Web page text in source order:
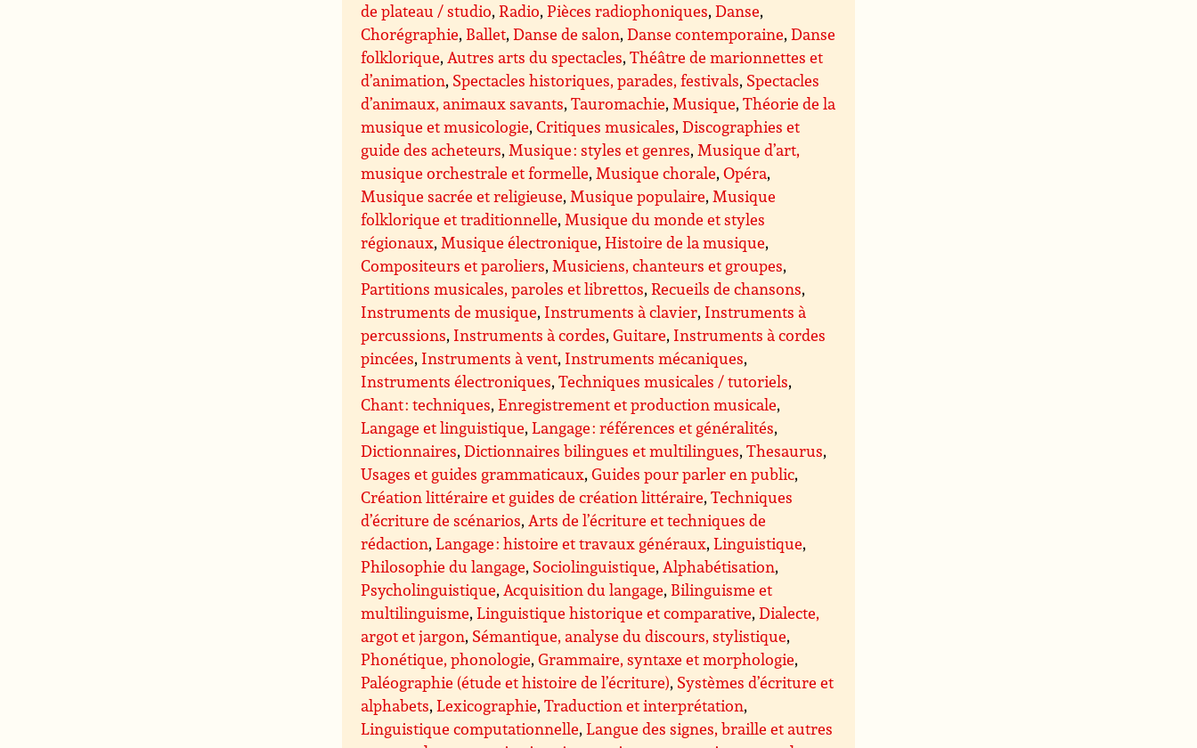
de plateau / studio,Radio,Pièces radiophoniques,Danse,
Chorégraphie, Ballet,Danse de salon,Danse contemporaine,Danse
folklorique,Autres arts du spectacles,Théâtre de marionnettes et
d’animation, Spectacles historiques, parades, festivals, Spectacles
d’animaux, animaux savants,Tauromachie,Musique,Théorie de la
musique et musicologie,Critiques musicales,Discographies et
guide des acheteurs,Musique : styles et genres,Musique d’art,
musique orchestrale et formelle,Musique chorale,Opéra,
Musique sacrée et religieuse,Musique populaire,Musique
folklorique et traditionnelle,Musique du monde et styles
régionaux,Musique électronique,Histoire de la musique,
Compositeurs et paroliers,Musiciens, chanteurs et groupes,
Partitions musicales, paroles et librettos,Recueils de chansons,
Instruments de musique, Instruments à clavier, Instruments à
percussions, Instruments à cordes,Guitare, Instruments à cordes
pincées, Instruments à vent, Instruments mécaniques,
Instruments électroniques,Techniques musicales / tutoriels,
Chant : techniques,Enregistrement et production musicale,
Langage et linguistique,Langage : références et généralités,
Dictionnaires,Dictionnaires bilingues et multilingues,Thesaurus,
Usages et guides grammaticaux,Guides pour parler en public,
Création littéraire et guides de création littéraire,Techniques
d’écriture de scénarios,Arts de l’écriture et techniques de
rédaction,Langage : histoire et travaux généraux,Linguistique,
Philosophie du langage, Sociolinguistique,Alphabétisation,
Psycholinguistique,Acquisition du langage, Bilinguisme et
multilinguisme,Linguistique historique et comparative,Dialecte,
argot et jargon, Sémantique, analyse du discours, stylistique,
Phonétique, phonologie,Grammaire, syntaxe et morphologie,
Paléographie (étude et histoire de l’écriture), Systèmes d’écriture et
alphabets,Lexicographie,Traduction et interprétation,
Linguistique computationnelle,Langue des signes, braille et autres